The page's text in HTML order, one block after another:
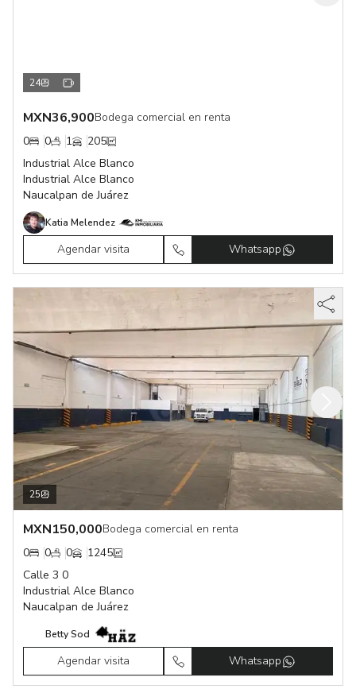
24
MXN36,900Bodega comercial en renta
0
0 1
205
Industrial Alce Blanco
Industrial Alce Blanco
Naucalpan de Juárez
Katia Melendez
Agendar visita Whatsapp
25
MXN150,000Bodega comercial en renta
0
0 0
1245
Calle 3 0
Industrial Alce Blanco
Naucalpan de Juárez
Betty Sod
Agendar visita Whatsapp